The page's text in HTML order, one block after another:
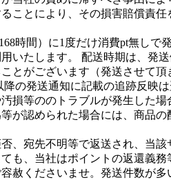
ことにより、その損害賠償責
時間）に1度だけ消費pt無しで
たします。 配送時期は、発
とがございます（発送させて
の発送通知に記載の追跡反映
等ののトラブルが発生した場
認められた場合には、商品
宛先不明等で返送され、当
、当社はポイントの返還義務
くださいませ。発送件数が